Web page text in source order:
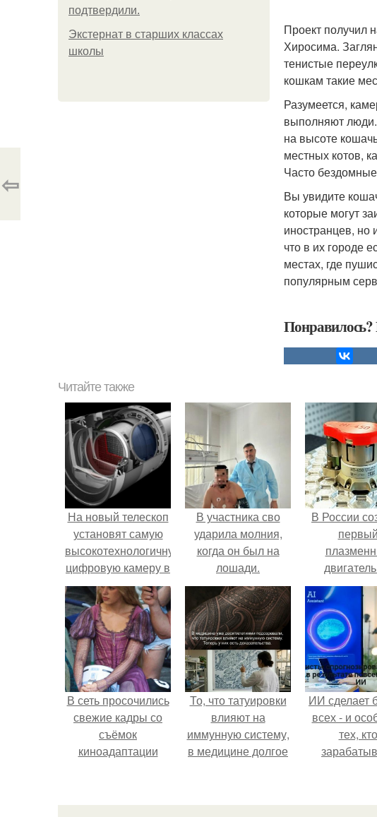
подтвердили.
Экстернат в старших классах
школы
Проект получил
Хиросима.
тенистые
кошкам такие
Разумеется,
выполняют люди.
на высоте
местных котов,
Часто
Вы увидите
которые могут
иностранцев, но
что в их городе
местах, где
популярным
Понравилось?
⇦
Читайте также
На новый телескоп
установят самую
высокотехнологичную
цифровую камеру в
МИРЕ.
В участника сво
ударила молния,
когда он был на
лошади.
В России
первый
В сеть просочились
свежие кадры со
съёмок
киноадаптации
моментально
То, что татуировки
влияют на
иммунную систему,
в медицине долгое
лишь как гипотеза.
ИИ сделает
всех - и
тех, кто